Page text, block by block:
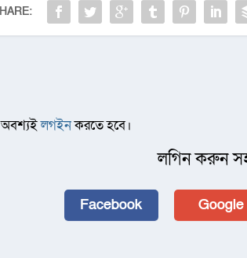
অবশ্যইলগইনকরতে হবে।
লগিন করুন
Facebook Google